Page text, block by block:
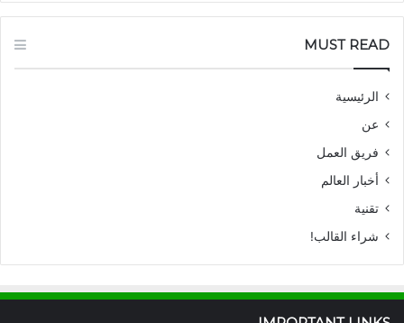
MUST READ
الرئيسية
عن
فريق العمل
أخبار العالم
تقنية
شراء القالب!